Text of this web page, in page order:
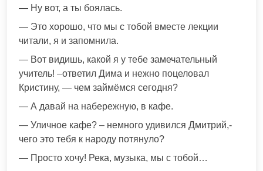
— Ну вот, а ты боялась.
— Это хорошо, что мы с тобой вместе лекции
читали, я и запомнила.
— Вот видишь, какой я у тебе замечательный
учитель! –ответил Дима и нежно поцеловал
Кристину, — чем займёмся сегодня?
— А давай на набережную, в кафе.
— Уличное кафе? – немного удивился Дмитрий,-
чего это тебя к народу потянуло?
— Просто хочу! Река, музыка, мы с тобой…